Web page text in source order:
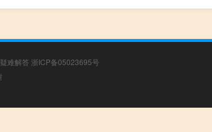
疑难解答 浙ICP备05023695号